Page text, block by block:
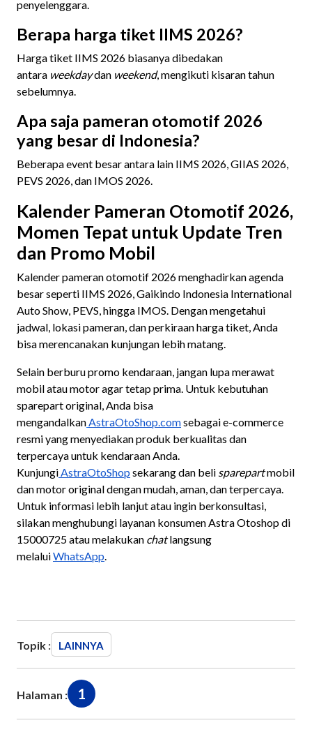
penyelenggara.
Berapa harga tiket IIMS 2026?
Harga tiket IIMS 2026 biasanya dibedakan
antara weekdaydan weekend, mengikuti kisaran tahun
sebelumnya.
Apa saja pameran otomotif 2026
yang besar di Indonesia?
Beberapa event besar antara lain IIMS 2026, GIIAS 2026,
PEVS 2026, dan IMOS 2026.
Kalender Pameran Otomotif 2026,
Momen Tepat untuk Update Tren
dan Promo Mobil
Kalender pameran otomotif 2026 menghadirkan agenda
besar seperti IIMS 2026, Gaikindo Indonesia International
Auto Show, PEVS, hingga IMOS. Dengan mengetahui
jadwal, lokasi pameran, dan perkiraan harga tiket, Anda
bisa merencanakan kunjungan lebih matang.
Selain berburu promo kendaraan, jangan lupa merawat
mobil atau motor agar tetap prima. Untuk kebutuhan
sparepart original, Anda bisa
mengandalkanAstraOtoShop.comsebagai e-commerce
resmi yang menyediakan produk berkualitas dan
terpercaya untuk kendaraan Anda.
KunjungiAstraOtoShop sekarang dan beli sparepartmobil
dan motor original dengan mudah, aman, dan terpercaya.
Untuk informasi lebih lanjut atau ingin berkonsultasi,
silakan menghubungi layanan konsumen Astra Otoshop di
15000725 atau melakukan chatlangsung
melaluiWhatsApp.
Topik : LAINNYA
Halaman : 1